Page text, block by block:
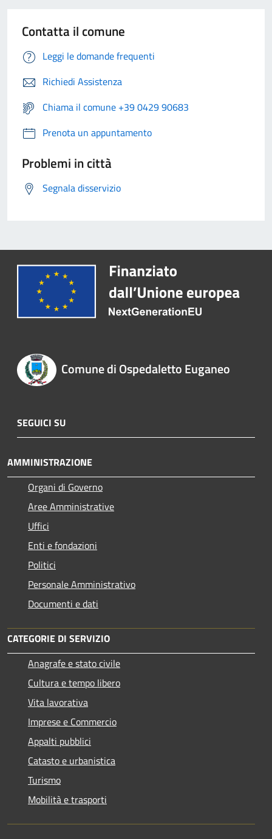
Contatta il comune
Leggi le domande frequenti
Richiedi Assistenza
Chiama il comune +39 0429 90683
Prenota un appuntamento
Problemi in città
Segnala disservizio
Comune di Ospedaletto Euganeo
SEGUICI SU
AMMINISTRAZIONE
Organi di Governo
Aree Amministrative
Uffici
Enti e fondazioni
Politici
Personale Amministrativo
Documenti e dati
CATEGORIE DI SERVIZIO
Anagrafe e stato civile
Cultura e tempo libero
Vita lavorativa
Imprese e Commercio
Appalti pubblici
Catasto e urbanistica
Turismo
Mobilità e trasporti